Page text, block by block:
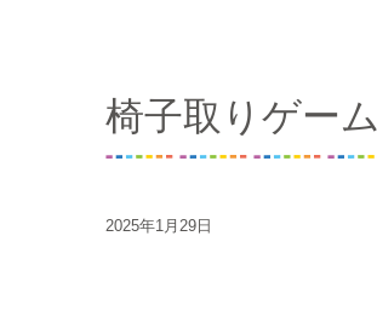
椅子取りゲーム
2025年1月29日